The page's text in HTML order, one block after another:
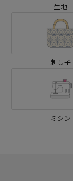
生地
刺し子
ミシン